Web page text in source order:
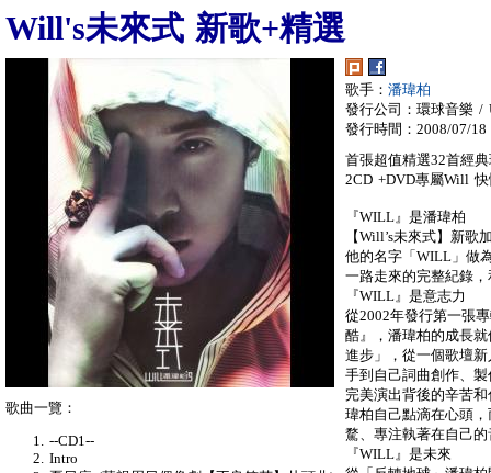
Will's未來式 新歌+精選
歌手： 潘瑋柏
發行公司：環球音樂 /
發行時間：2008/07/18
首張超值精選32首經
2CD +DVD專屬Will
『WILL』是潘瑋柏
【Will’s未來式】新
他的名字「WILL」做
一路走來的完整紀錄
『WILL』是意志力
從2002年發行第一張
酷』，潘瑋柏的成長
進步」，從一個歌壇
手到自己詞曲創作、
完美演出背後的辛苦
瑋柏自己點滴在心頭
騖、專注執著在自己
『WILL』是未來
歌曲一覽：
--CD1--
Intro